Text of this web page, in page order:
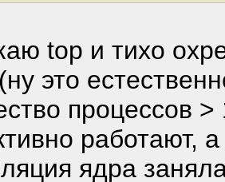
top и тихо
это
процессов
работают,
ядра